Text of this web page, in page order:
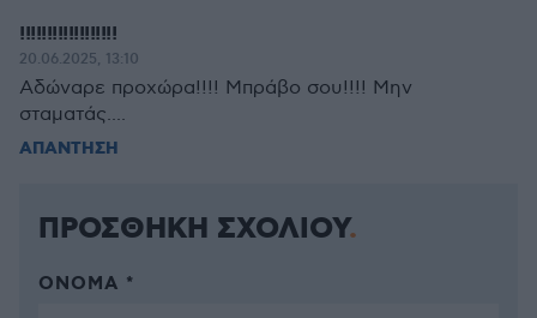
!!!!!!!!!!!!!!!!!!
20.06.2025, 13:10
Αδώναρε προχώρα!!!! Μπράβο σου!!!! Μην
σταματάς....
ΑΠΑΝΤΗΣΗ
ΠΡΟΣΘΗΚΗ ΣΧΟΛΙΟΥ
ΌΝΟΜΑ *